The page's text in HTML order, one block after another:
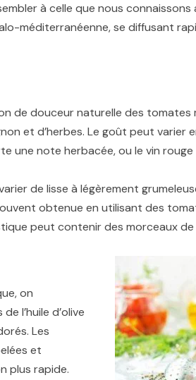
à celle que nous connaissons
méditerranéenne, se diffusant
de douceur naturelle des tomates
et d’herbes. Le goût peut varier
une note herbacée, ou le vin
de lisse à légèrement
obtenue en utilisant des
peut contenir des morceaux
on
l’huile d’olive
Les
et
plus rapide.